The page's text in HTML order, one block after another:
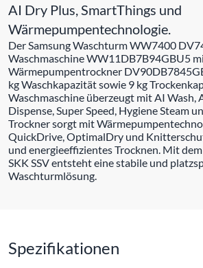
AI Dry Plus, SmartThings und
Wärmepumpentechnologie.
Der Samsung Waschturm WW7400
Waschmaschine WW11DB7B94GBU5
Wärmepumpentrockner
kg Waschkapazität sowie 9 kg
Waschmaschine überzeugt mit AI Wash,
Dispense, Super Speed, Hygiene Steam
Trockner sorgt mit
QuickDrive, OptimalDry und
und energieeffizientes Trocknen. Mit
SKK SSV entsteht eine stabile und
Waschturmlösung.
Spezifikationen